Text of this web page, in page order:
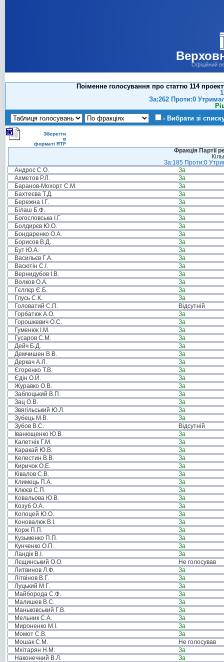
Офіційний
Поіменне голосування про статтю 114
За:262 Проти:0
- Вибрати зі
Зберегти
в
форматі RTF
Фракція Партії
За:185 Проти:0
Андрос С.О.
За
Ахметов Р.Л.
За
Баранов-Мохорт С.М.
За
Бахтеєва Т.Д.
За
Бережна І.Г.
За
Білаш Б.Ф.
За
Богословська І.Г.
За
Болдирєв Ю.О.
За
Бондаренко О.А.
За
Борисов В.Д.
За
Бут Ю.А.
За
Васильєв Г.А.
За
Васютін С.І.
За
Вернидубов І.В.
За
Волков О.А.
За
Гєллєр Є.Б.
За
Глусь С.К.
За
Головатий С.П.
Відсутній
Горбатюк А.О.
За
Горошкевич О.С.
За
Гуменюк І.М.
За
Гусаров С.М.
За
Дейч Б.Д.
За
Демчишен В.В.
За
Деркач А.Л.
За
Єгоренко Т.В.
За
Єдін О.Й.
За
Журавко О.В.
За
Заблоцький В.П.
За
Зац О.В.
За
Звягільський Ю.Л.
За
Зубець М.В.
За
Зубов В.С.
Відсутній
Іванющенко Ю.В.
За
Калетнік Г.М.
За
Каракай Ю.В.
За
Келестин В.В.
За
Киричок О.Е.
За
Ківалов С.В.
За
Климець П.А.
За
Клюєв С.П.
За
Ковальова Ю.В.
За
Козуб О.А.
За
Колоцей Ю.О.
За
Коновалюк В.І.
За
Корж П.П.
За
Кузьменко П.П.
За
Кунченко О.П.
За
Ландік В.І.
За
Лєщинський О.О.
Не голосував
Литвинов Л.Ф.
За
Літвінов В.Г.
За
Луцький М.Г.
За
Майборода С.Ф.
За
Малишев В.С.
За
Маньковський Г.В.
За
Мельник С.А.
За
Мироненко М.І.
За
Момот С.В.
За
Мошак С.М.
Не голосував
Мхітарян Н.М.
За
Наконечний В.Л.
За